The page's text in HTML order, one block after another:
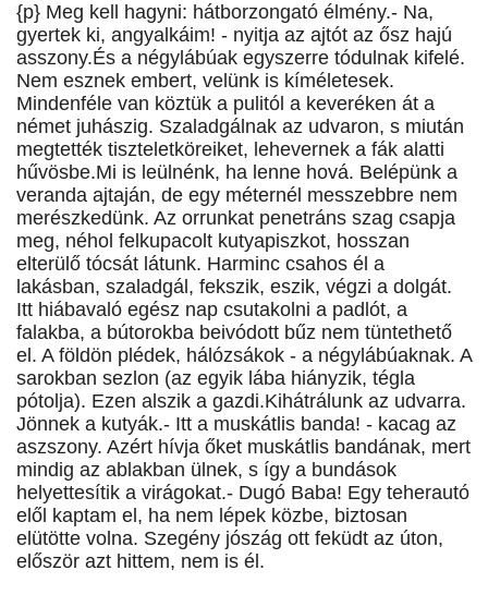
{p} Meg kell hagyni: hátborzongató élmény.- Na,
gyertek ki, angyalkáim! - nyitja az ajtót az ősz hajú
asszony.És a négylábúak egyszerre tódulnak kifelé.
Nem esznek embert, velünk is kíméletesek.
Mindenféle van köztük a pulitól a keveréken át a
német juhászig. Szaladgálnak az udvaron, s miután
megtették tiszteletköreiket, lehevernek a fák alatti
hűvösbe.Mi is leülnénk, ha lenne hová. Belépünk a
veranda ajtaján, de egy méternél messzebbre nem
merészkedünk. Az orrunkat penetráns szag csapja
meg, néhol felkupacolt kutyapiszkot, hosszan
elterülő tócsát látunk. Harminc csahos él a
lakásban, szaladgál, fekszik, eszik, végzi a dolgát.
Itt hiábavaló egész nap csutakolni a padlót, a
falakba, a bútorokba beivódott bűz nem tüntethető
el. A földön plédek, hálózsákok - a négylábúaknak. A
sarokban sezlon (az egyik lába hiányzik, tégla
pótolja). Ezen alszik a gazdi.Kihátrálunk az udvarra.
Jönnek a kutyák.- Itt a muskátlis banda! - kacag az
aszszony. Azért hívja őket muskátlis bandának, mert
mindig az ablakban ülnek, s így a bundások
helyettesítik a virágokat.- Dugó Baba! Egy teherautó
elől kaptam el, ha nem lépek közbe, biztosan
elütötte volna. Szegény jószág ott feküdt az úton,
először azt hittem, nem is él.